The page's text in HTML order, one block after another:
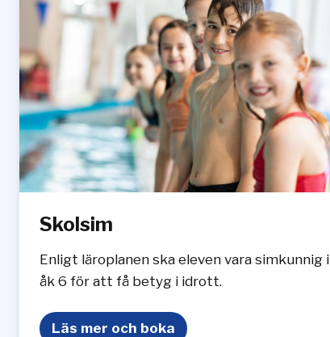
Skolsim
Enligt läroplanen ska eleven vara simkunnig i
åk 6 för att få betyg i idrott.
Läs mer och boka